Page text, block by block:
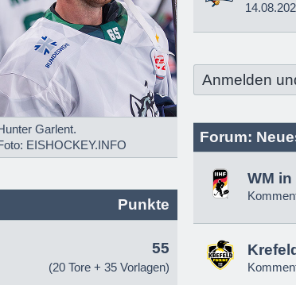
Garlent.
EISHOCKEY.INFO
Punkte
55
(20 Tore + 35 Vorlagen)
Anmelden
Forum:
WM